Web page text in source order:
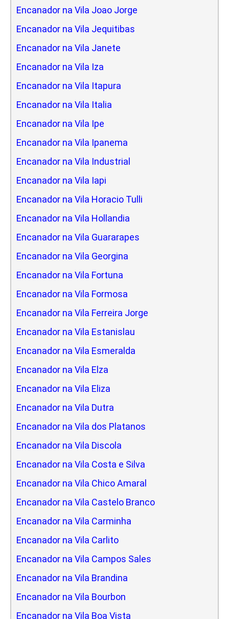
Encanador na Vila Joao Jorge
Encanador na Vila Jequitibas
Encanador na Vila Janete
Encanador na Vila Iza
Encanador na Vila Itapura
Encanador na Vila Italia
Encanador na Vila Ipe
Encanador na Vila Ipanema
Encanador na Vila Industrial
Encanador na Vila Iapi
Encanador na Vila Horacio Tulli
Encanador na Vila Hollandia
Encanador na Vila Guararapes
Encanador na Vila Georgina
Encanador na Vila Fortuna
Encanador na Vila Formosa
Encanador na Vila Ferreira Jorge
Encanador na Vila Estanislau
Encanador na Vila Esmeralda
Encanador na Vila Elza
Encanador na Vila Eliza
Encanador na Vila Dutra
Encanador na Vila dos Platanos
Encanador na Vila Discola
Encanador na Vila Costa e Silva
Encanador na Vila Chico Amaral
Encanador na Vila Castelo Branco
Encanador na Vila Carminha
Encanador na Vila Carlito
Encanador na Vila Campos Sales
Encanador na Vila Brandina
Encanador na Vila Bourbon
Encanador na Vila Boa Vista